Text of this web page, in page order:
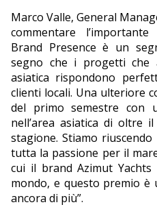
Marco Valle, General
commentare
Brand Presence è un
segno che i progetti che
asiatica rispondono
clienti locali. Una ulteriore
del primo semestre con
nell’area asiatica di oltre
stagione. Stiamo
tutta la passione per il
cui il brand Azimut
mondo, e questo premio
ancora di più”.